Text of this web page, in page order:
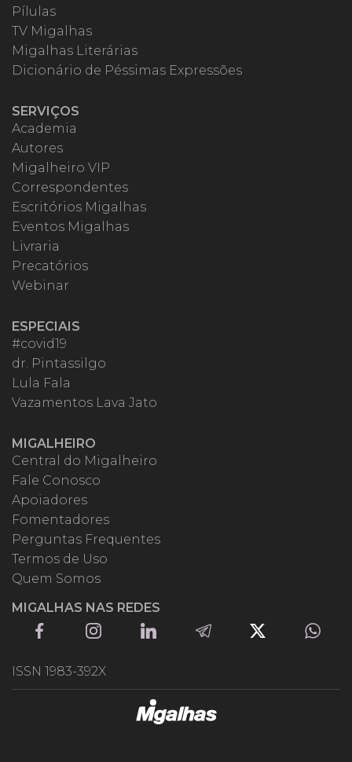
Pílulas
TV Migalhas
Migalhas Literárias
Dicionário de Péssimas Expressões
SERVIÇOS
Academia
Autores
Migalheiro VIP
Correspondentes
Escritórios Migalhas
Eventos Migalhas
Livraria
Precatórios
Webinar
ESPECIAIS
#covid19
dr. Pintassilgo
Lula Fala
Vazamentos Lava Jato
MIGALHEIRO
Central do Migalheiro
Fale Conosco
Apoiadores
Fomentadores
Perguntas Frequentes
Termos de Uso
Quem Somos
MIGALHAS NAS REDES
ISSN 1983-392X